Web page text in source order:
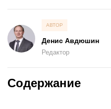
Реализованные проекты
Блог
АВТОР
Денис Авдюшин
Редактор
Содержание